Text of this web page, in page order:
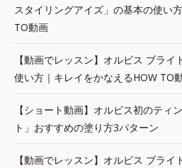
スタイリングアイズ」の基本の使い
TO動画
【動画でレッスン】オルビス ブラ
使い方｜キレイをかなえるHOW TO
【ショート動画】オルビス初のティ
ト」おすすめの塗り方3パターン
【動画でレッスン】オルビス ブラ